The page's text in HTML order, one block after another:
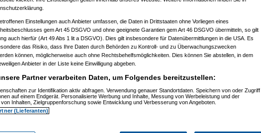
10:59:10)
14:09:38)
18:11:13)
18:38:09)
am 26.08.2012, 18:58:27)
Einstellungen auch Anbieter umfassen, die Daten in Drittstaaten ohne Vorliegen eines
gem Art 45 DSGVO und ohne geeignete Garantien gem Art 46 DSGVO übermitteln, so gilt
auch hierfür (Art 49 Abs 1 lit a DSGVO). Dies gilt insbesondere für Datenübermittlungen in die USA. Es
das Risiko, dass Ihre Daten durch Behörden zu Kontroll- und zu Überwachungszwecken
können, möglicherweise auch ohne Rechtsbehelfsmöglichkeiten. Dies können Sie abstellen, in dem
Anbieter in der Liste keine Einwilligung abgeben.
Partner verarbeiten Daten, um Folgendes bereitzustellen:
zur Identifikation aktiv abfragen. Verwendung genauer Standortdaten. Speichern von oder Zugriff
auf einem Endgerät. Personalisierte Werbung und Inhalte, Messung von Werbeleistung und der
Inhalten, Zielgruppenforschung sowie Entwicklung und Verbesserung von Angeboten.
(Lieferanten)